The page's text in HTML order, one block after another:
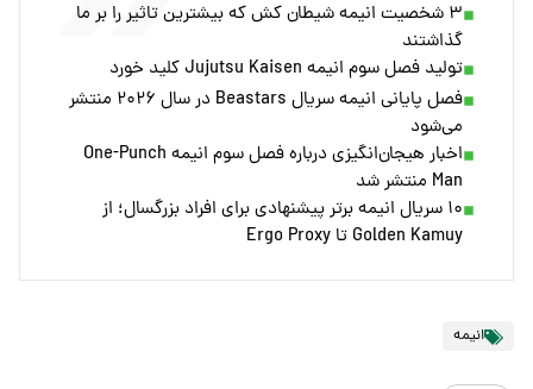
۳ شخصیت انیمه شیطان کش که بیشترین تاثیر را بر ما
گذاشتند
تولید فصل سوم انیمه Jujutsu Kaisen کلید خورد
فصل پایانی انیمه سریال Beastars در سال ۲۰۲۶ منتشر
می‌شود
اخبار هیجان‌انگیزی درباره فصل سوم انیمه One-Punch
Man منتشر شد
۱۰ سریال انیمه برتر پیشنهادی برای افراد بزرگسال؛ از
Golden Kamuy تا Ergo Proxy
انیمه